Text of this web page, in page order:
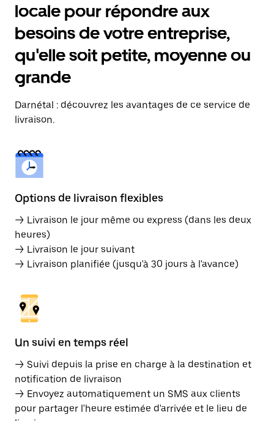
locale pour répondre aux
besoins de votre entreprise,
qu'elle soit petite, moyenne ou
grande
Darnétal : découvrez les avantages de ce service de
livraison.
Options de livraison flexibles
→ Livraison le jour même ou express (dans les deux
heures)
→ Livraison le jour suivant
→ Livraison planifiée (jusqu'à 30 jours à l'avance)
Un suivi en temps réel
→ Suivi depuis la prise en charge à la destination et
notification de livraison
→ Envoyez automatiquement un SMS aux clients
pour partager l'heure estimée d'arrivée et le lieu de